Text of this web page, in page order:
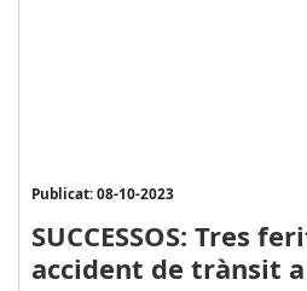
Publicat: 08-10-2023
SUCCESSOS: Tres
accident de trànsit